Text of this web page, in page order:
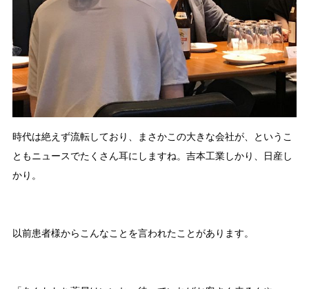
時代は絶えず流転しており、まさかこの大きな会社が、というこ
ともニュースでたくさん耳にしますね。吉本工業しかり、日産し
かり。
以前患者様からこんなことを言われたことがあります。